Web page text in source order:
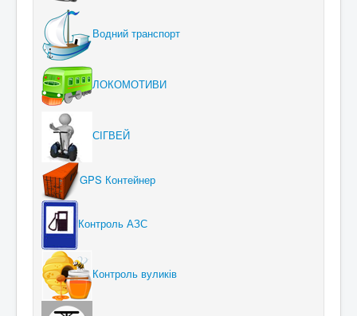
Водний транспорт
ЛОКОМОТИВИ
СІГВЕЙ
GPS Контейнер
Контроль АЗС
Контроль вуликів